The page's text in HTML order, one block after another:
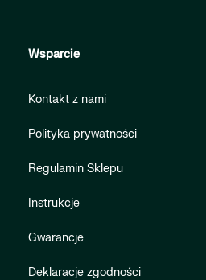
Wsparcie
Kontakt z nami
Polityka prywatności
Regulamin Sklepu
Instrukcje
Gwarancje
Deklaracje zgodności